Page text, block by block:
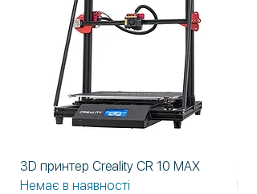
циркуляции жидкости с
двойными фильтрами
- одновременная обработка 3-
х блоков
- легендарные японские
качество и надежность
3D принтер Creality CR 10 MAX
Немає в наявності